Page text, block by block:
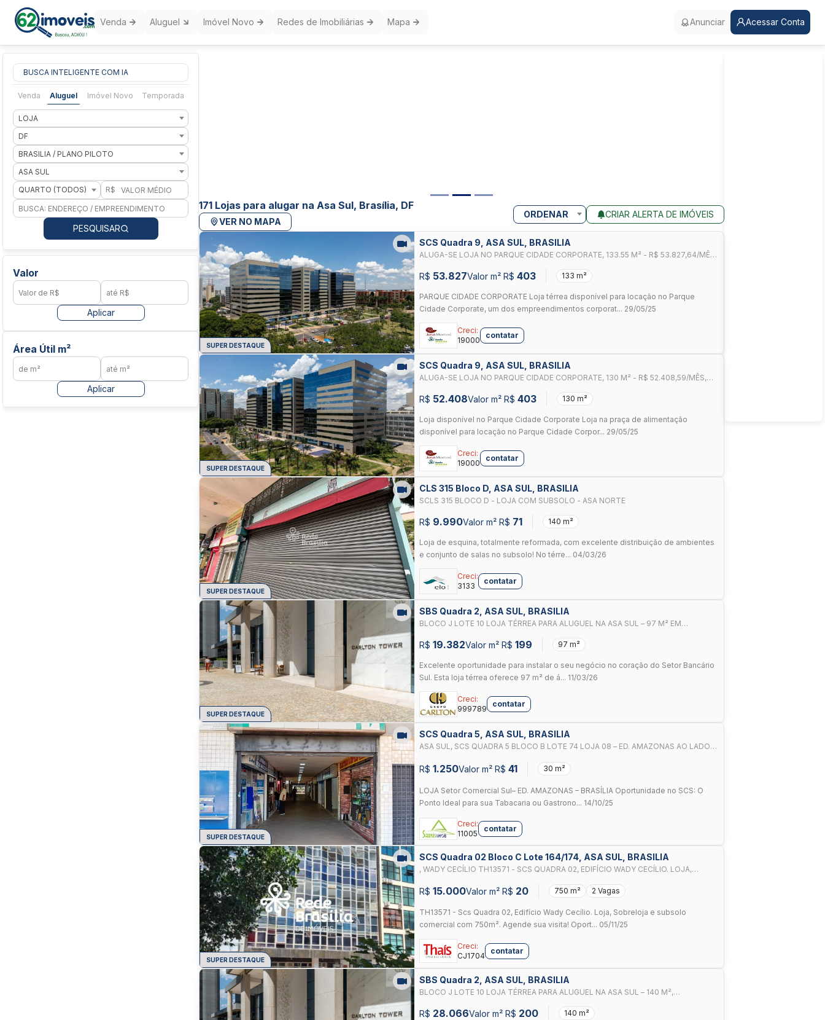
Venda Aluguel Imóvel Novo Redes de Imobiliárias Mapa Anunciar Acessar Conta
BUSCA INTELIGENTE COM IA
Venda Aluguel Imóvel Novo Temporada
LOJA
DF
BRASILIA / PLANO PILOTO
ASA SUL
QUARTO (TODOS)
R$
PESQUISAR
Valor
Aplicar
Área Útil m²
Aplicar
171 Lojas para alugar na Asa Sul, Brasília, DF
VER NO MAPA
ORDENAR CRIAR ALERTA DE IMÓVEIS
SUPER DESTAQUE
SCS Quadra 9, ASA SUL, BRASILIA
ALUGA-SE LOJA NO PARQUE CIDADE CORPORATE, 133.55 M² - R$ 53.827,64/MÊS,
R$ 53.827Valor m² R$ 403 133 m²
PARQUE CIDADE CORPORATE Loja térrea disponível para locação no Parque
Cidade Corporate, um dos empreendimentos corporat... 29/05/25
Creci:
19000
contatar
SUPER DESTAQUE
SCS Quadra 9, ASA SUL, BRASILIA
ALUGA-SE LOJA NO PARQUE CIDADE CORPORATE, 130 M² - R$ 52.408,59/MÊS,
R$ 52.408Valor m² R$ 403 130 m²
Loja disponível no Parque Cidade Corporate Loja na praça de alimentação
disponível para locação no Parque Cidade Corpor... 29/05/25
Creci:
19000
contatar
SUPER DESTAQUE
CLS 315 Bloco D, ASA SUL, BRASILIA
SCLS 315 BLOCO D - LOJA COM SUBSOLO - ASA NORTE
R$ 9.990Valor m² R$ 71 140 m²
Loja de esquina, totalmente reformada, com excelente distribuição de ambientes
e conjunto de salas no subsolo! No térre... 04/03/26
Creci:
3133
contatar
SUPER DESTAQUE
SBS Quadra 2, ASA SUL, BRASILIA
BLOCO J LOTE 10 LOJA TÉRREA PARA ALUGUEL NA ASA SUL – 97 M² EM
R$ 19.382Valor m² R$ 199 97 m²
Excelente oportunidade para instalar o seu negócio no coração do Setor Bancário
Sul. Esta loja térrea oferece 97 m² de á... 11/03/26
Creci:
999789
contatar
SUPER DESTAQUE
SCS Quadra 5, ASA SUL, BRASILIA
ASA SUL, SCS QUADRA 5 BLOCO B LOTE 74 LOJA 08 – ED. AMAZONAS AO LADO
FLUXO DE PEDESTRES.
R$ 1.250Valor m² R$ 41 30 m²
LOJA Setor Comercial Sul– ED. AMAZONAS – BRASÍLIA Oportunidade no SCS: O
Ponto Ideal para sua Tabacaria ou Gastrono... 14/10/25
Creci:
11005
contatar
SUPER DESTAQUE
SCS Quadra 02 Bloco C Lote 164/174, ASA SUL, BRASILIA
, WADY CECÍLIO TH13571 - SCS QUADRA 02, EDIFÍCIO WADY CECÍLIO. LOJA,
R$ 15.000Valor m² R$ 20 750 m² 2 Vagas
TH13571 - Scs Quadra 02, Edifício Wady Cecílio. Loja, Sobreloja e subsolo
comercial com 750m². Agende sua visita! Oport... 05/11/25
Creci:
CJ1704
contatar
SBS Quadra 2, ASA SUL, BRASILIA
BLOCO J LOTE 10 LOJA TÉRREA PARA ALUGUEL NA ASA SUL – 140 M²,
R$ 28.066Valor m² R$ 200 140 m²